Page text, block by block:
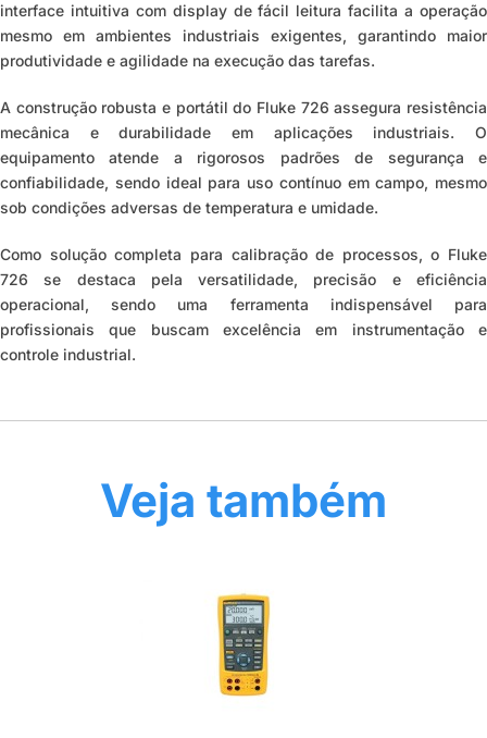
interface intuitiva com display de fácil leitura facilita a operação
mesmo em ambientes industriais exigentes, garantindo maior
produtividade e agilidade na execução das tarefas.
A construção robusta e portátil do Fluke 726 assegura resistência
mecânica e durabilidade em aplicações industriais. O
equipamento atende a rigorosos padrões de segurança e
confiabilidade, sendo ideal para uso contínuo em campo, mesmo
sob condições adversas de temperatura e umidade.
Como solução completa para calibração de processos, o Fluke
726 se destaca pela versatilidade, precisão e eficiência
operacional, sendo uma ferramenta indispensável para
profissionais que buscam excelência em instrumentação e
controle industrial.
Veja também